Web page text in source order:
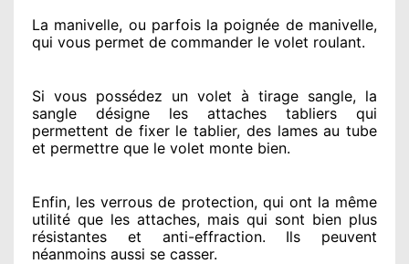
La manivelle, ou parfois la poignée de manivelle,
qui vous permet de commander le volet roulant.
Si vous possédez un volet à tirage sangle, la
sangle désigne les attaches tabliers qui
permettent de fixer le tablier, des lames au tube
et permettre que le volet monte bien.
Enfin, les verrous de protection, qui ont la même
utilité que les attaches, mais qui sont bien plus
résistantes et anti-effraction. Ils peuvent
néanmoins aussi se casser.